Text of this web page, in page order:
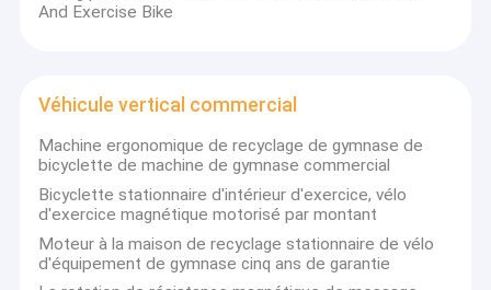
And Exercise Bike
Véhicule vertical commercial
Machine ergonomique de recyclage de gymnase de
bicyclette de machine de gymnase commercial
Bicyclette stationnaire d'intérieur d'exercice, vélo
d'exercice magnétique motorisé par montant
Moteur à la maison de recyclage stationnaire de vélo
d'équipement de gymnase cinq ans de garantie